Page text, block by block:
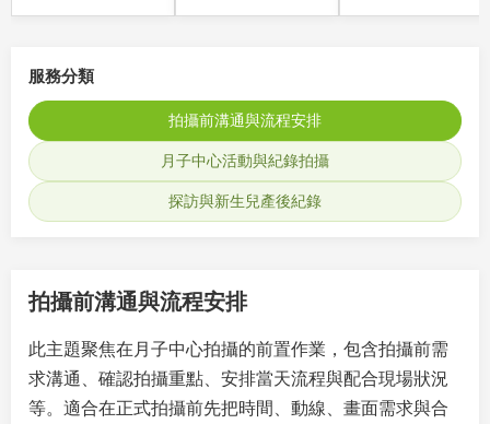
服務分類
拍攝前溝通與流程安排
月子中心活動與紀錄拍攝
探訪與新生兒產後紀錄
拍攝前溝通與流程安排
此主題聚焦在月子中心拍攝的前置作業，包含拍攝前需
求溝通、確認拍攝重點、安排當天流程與配合現場狀況
等。適合在正式拍攝前先把時間、動線、畫面需求與合